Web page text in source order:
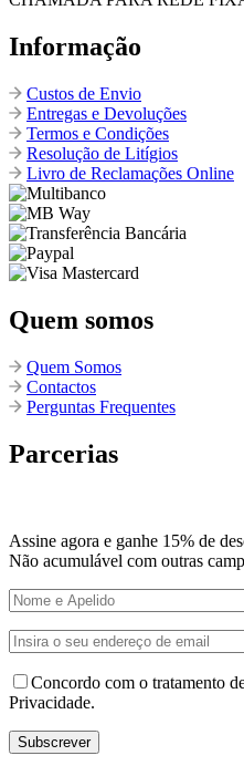
Informação
Custos de Envio
Entregas e Devoluções
Termos e Condições
Resolução de Litígios
Livro de Reclamações Online
Quem somos
Quem Somos
Contactos
Perguntas Frequentes
Parcerias
Assine agora e ganhe 15% de
Não acumulável com outras
Concordo com o tratamento
Privacidade.